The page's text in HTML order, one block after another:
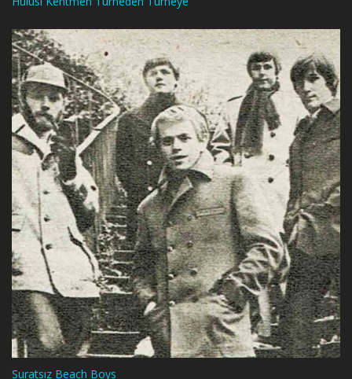
Suratsız Beach Boys